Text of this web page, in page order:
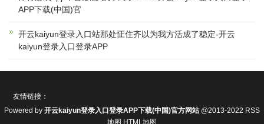
APP下载(中国)官
开云kaiyun登录入口站那处怔住齐以为我方活成了稳定-开云
kaiyun登录入口登录APP
友情链接：
Powered by 开云kaiyun登录入口登录APP下载(中国)官方网站 @2013-2022 RSS
地图 HTML地图